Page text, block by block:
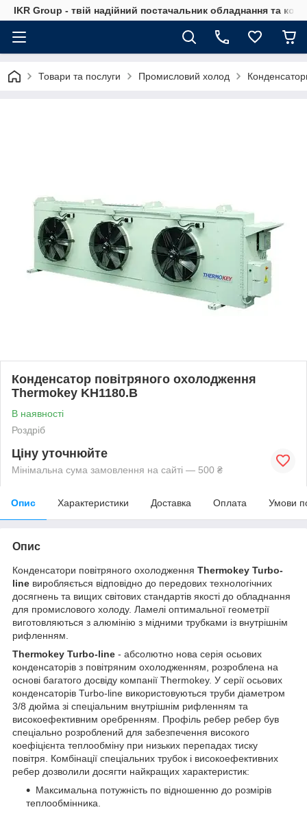
IKR Group - твій надійний постачальник обладнання та
Товари та послуги Промисловий холод
Конденсатор повітряного охолодження
Thermokey KH1180.B
В наявності
Роздріб
Ціну уточнюйте
Мінімальна сума замовлення на сайті — 500 ₴
Опис Характеристики Доставка Оплата Умови
Опис
Конденсатори повітряного охолодження Thermokey Turbo-
line виробляється відповідно до передових технологічних
досягнень та вищих світових стандартів якості до обладнання
для промислового холоду. Ламелі оптимальної геометрії
виготовляються з алюмінію з мідними трубками із внутрішнім
рифленням.
Thermokey Turbo-line - абсолютно нова серія осьових
конденсаторів з повітряним охолодженням, розроблена на
основі багатого досвіду компанії Thermokey. У серії осьових
конденсаторів Turbo-line використовуються труби діаметром
3/8 дюйма зі спеціальним внутрішнім рифленням та
високоефективним оребренням. Профіль ребер ребер був
спеціально розроблений для забезпечення високого
коефіцієнта теплообміну при низьких перепадах тиску
повітря. Комбінації спеціальних трубок і високоефективних
ребер дозволили досягти найкращих характеристик:
Максимальна потужність по відношенню до розмірів
теплообмінника.